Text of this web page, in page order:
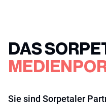
DAS
Sie sind Sorpetaler